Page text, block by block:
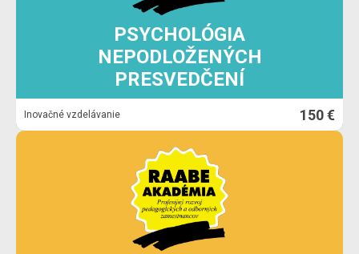
PSYCHOLÓGIA
NEPODLOŽENÝCH
PRESVEDČENÍ
Inovačné vzdelávanie 150 €